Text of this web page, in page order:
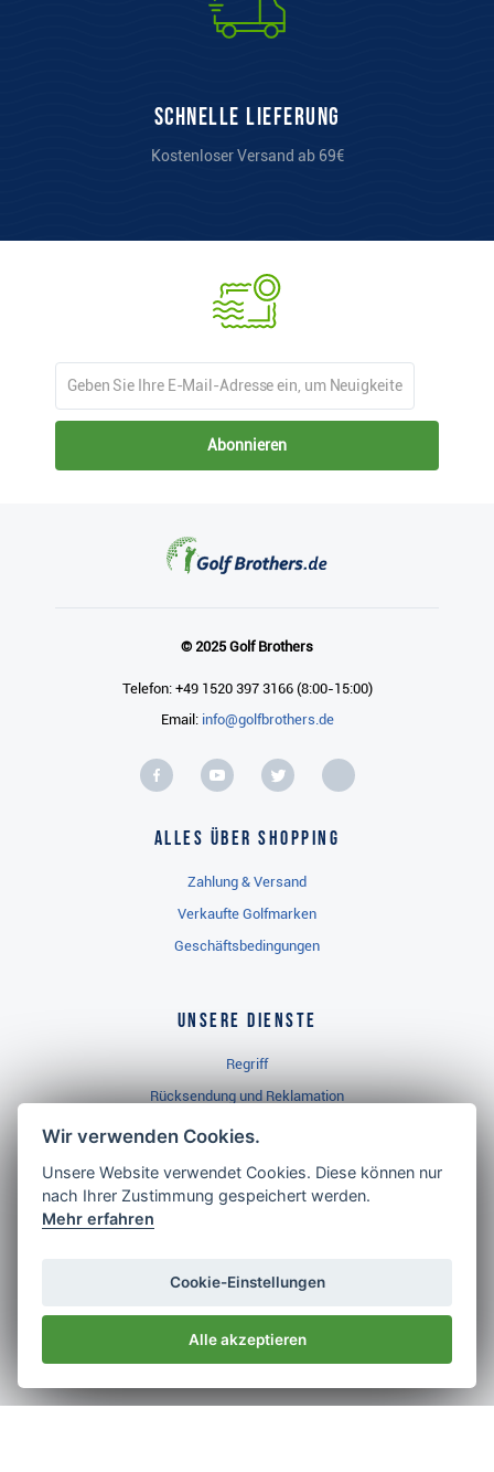
Schnelle Lieferung
Kostenloser Versand ab 69€
Abonnieren
© 2025 Golf Brothers
Telefon: +49 1520 397 3166 (8:00-15:00)
Email: info@golfbrothers.de
Alles über Shopping
Zahlung & Versand
Verkaufte Golfmarken
Geschäftsbedingungen
Unsere Dienste
Regriff
Rücksendung und Reklamation
Widerrufsbelehrung
Golf Brothers.de
Neuheiten
Impressum
Wir verwenden Cookies.
Unsere Website verwendet Cookies. Diese können nur
nach Ihrer Zustimmung gespeichert werden.
Mehr erfahren
Cookie-Einstellungen
Alle akzeptieren